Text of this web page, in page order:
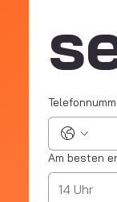
Am besten